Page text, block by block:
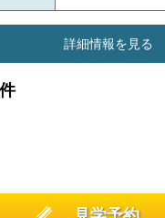
詳細情報を見る